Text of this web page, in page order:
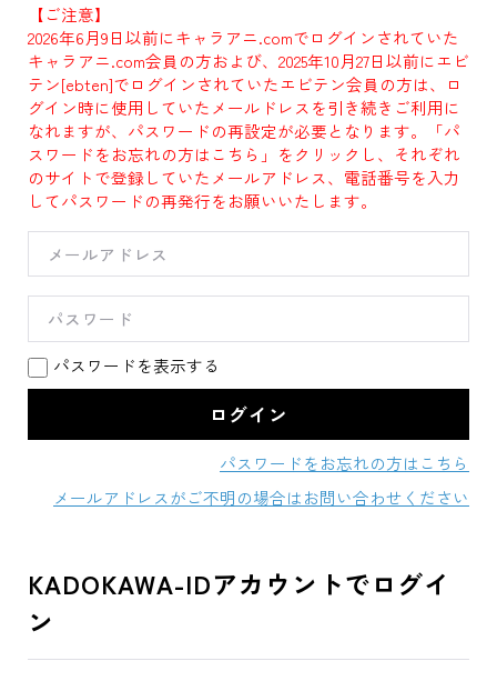
【ご注意】
2026年6月9日以前にキャラアニ.comでログインされていた
キャラアニ.com会員の方および、2025年10月27日以前にエビ
テン[ebten]でログインされていたエビテン会員の方は、ロ
グイン時に使用していたメールドレスを引き続きご利用に
なれますが、パスワードの再設定が必要となります。「パ
スワードをお忘れの方はこちら」をクリックし、それぞれ
のサイトで登録していたメールアドレス、電話番号を入力
してパスワードの再発行をお願いいたします。
パスワードを表示する
パスワードをお忘れの方はこちら
メールアドレスがご不明の場合はお問い合わせください
KADOKAWA-IDアカウントでログイ
ン